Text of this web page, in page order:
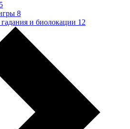
8
и биолокации 12